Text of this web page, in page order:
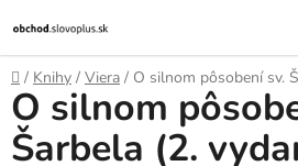
na
obsah
Domov
/ Knihy / Viera / O silnom pôsobení sv.
O silnom
Šarbela (2.